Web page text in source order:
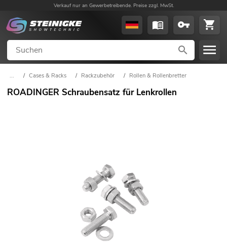
Verkauf nur an Gewerbetreibende. Preise zzgl. MwSt.
... / Cases & Racks / Rackzubehör / Rollen & Rollenbretter
ROADINGER Schraubensatz für Lenkrollen